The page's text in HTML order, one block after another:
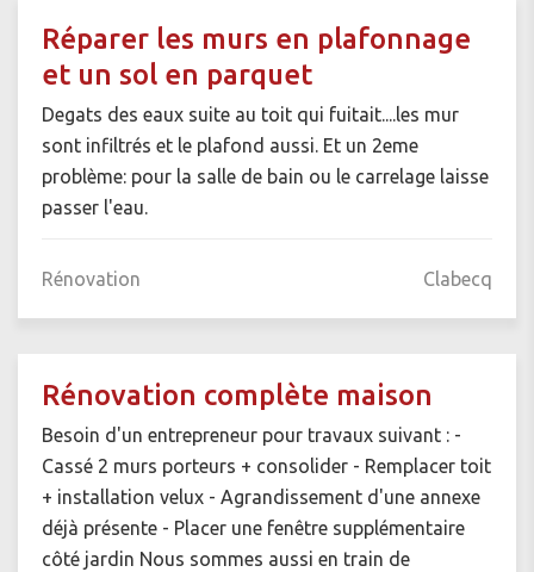
Réparer les murs en plafonnage
et un sol en parquet
Degats des eaux suite au toit qui fuitait....les mur
sont infiltrés et le plafond aussi. Et un 2eme
problème: pour la salle de bain ou le carrelage laisse
passer l'eau.
Rénovation Clabecq
Rénovation complète maison
Besoin d'un entrepreneur pour travaux suivant : -
Cassé 2 murs porteurs + consolider - Remplacer toit
+ installation velux - Agrandissement d'une annexe
déjà présente - Placer une fenêtre supplémentaire
côté jardin Nous sommes aussi en train de